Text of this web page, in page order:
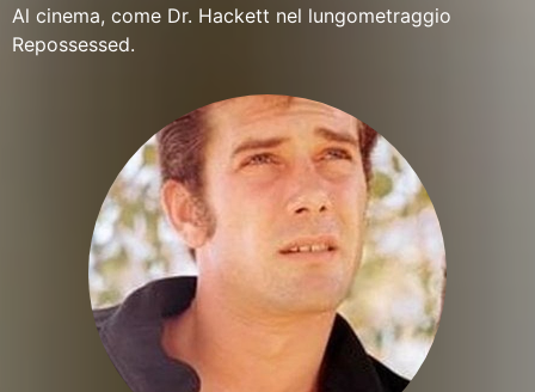
Al cinema, come Dr. Hackett nel lungometraggio
Repossessed.